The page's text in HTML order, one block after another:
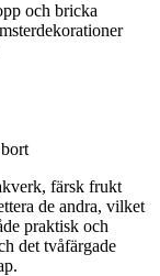
och bricka
färsk frukt
de andra, vilket
praktisk och
det tvåfärgade